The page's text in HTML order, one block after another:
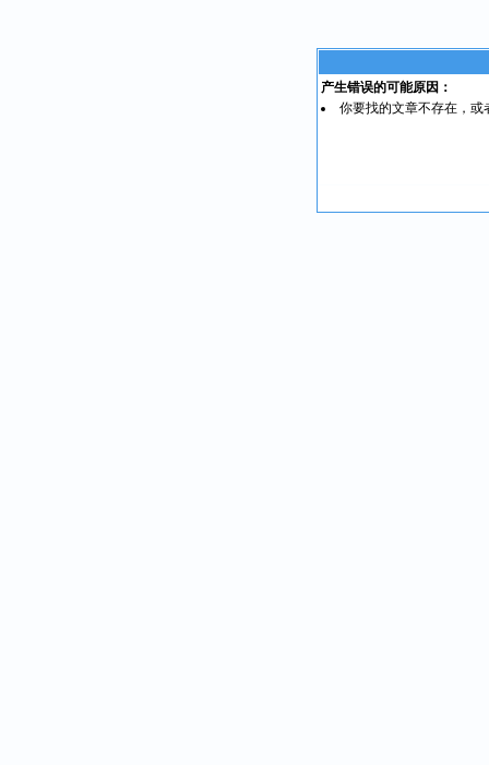
产生错误的可能原因：
你要找的文章不存在，或